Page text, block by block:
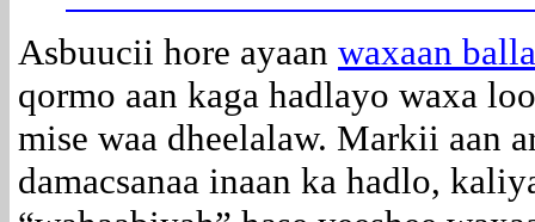
Asbuucii hore ayaan waxaan
qormo aan kaga hadlayo waxa
mise waa dheelalaw. Markii aan
damacsanaa inaan ka hadlo,